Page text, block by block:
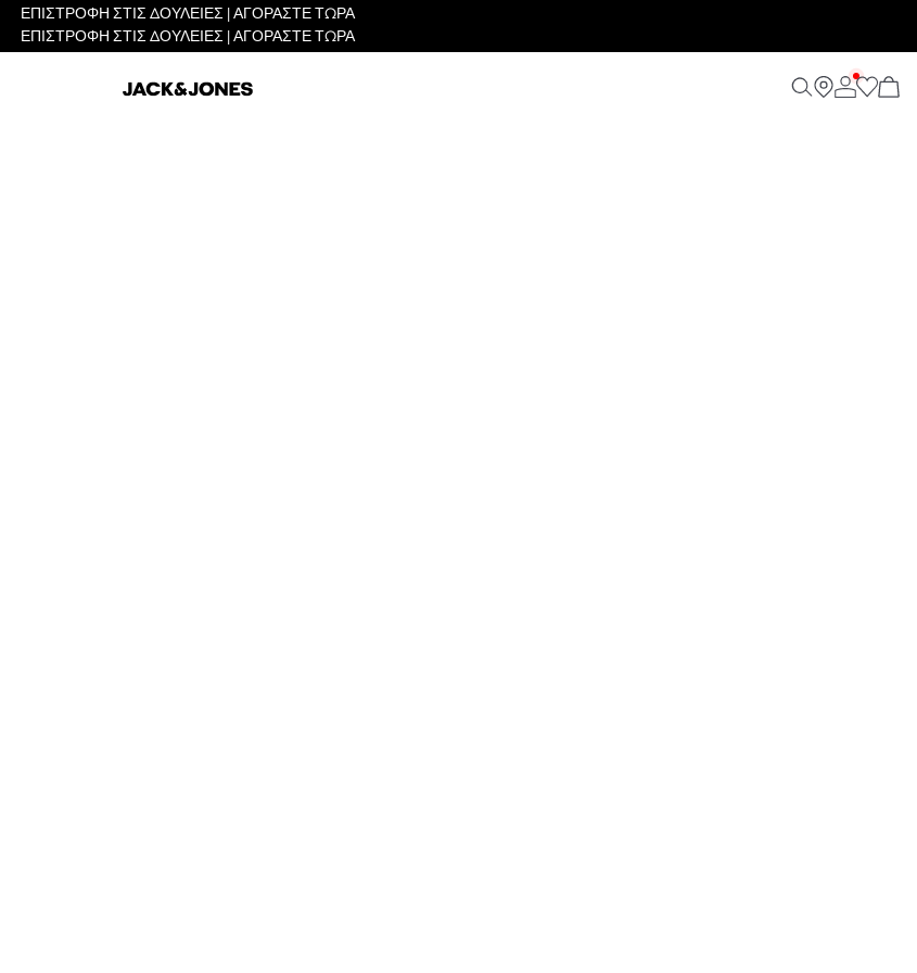
ΕΠΙΣΤΡΟΦΗ ΣΤΙΣ ΔΟΥΛΕΙΕΣ | ΑΓΟΡΑΣΤΕ ΤΩΡΑ
ΕΠΙΣΤΡΟΦΗ ΣΤΙΣ ΔΟΥΛΕΙΕΣ | ΑΓΟΡΑΣΤΕ ΤΩΡΑ